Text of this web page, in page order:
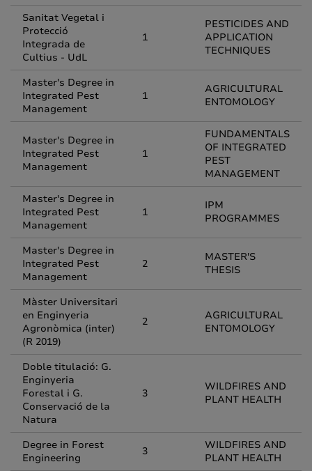
Sanitat Vegetal i
Protecció
Integrada de
Cultius - UdL
1
PESTICIDES AND
APPLICATION
TECHNIQUES
Master's Degree in
Integrated Pest
Management
1
AGRICULTURAL
ENTOMOLOGY
Master's Degree in
Integrated Pest
Management
1
FUNDAMENTALS
OF INTEGRATED
PEST
MANAGEMENT
Master's Degree in
Integrated Pest
Management
1
IPM
PROGRAMMES
Master's Degree in
Integrated Pest
Management
2
MASTER'S
THESIS
Màster Universitari
en Enginyeria
Agronòmica (inter)
(R 2019)
2
AGRICULTURAL
ENTOMOLOGY
Doble titulació: G.
Enginyeria
Forestal i G.
Conservació de la
Natura
3
WILDFIRES AND
PLANT HEALTH
Degree in Forest
Engineering
3
WILDFIRES AND
PLANT HEALTH